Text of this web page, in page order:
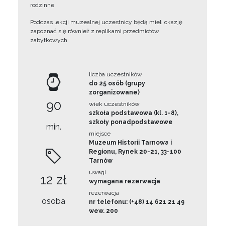
rodzinne.
Podczas lekcji muzealnej uczestnicy będą mieli okazję
zapoznać się również z replikami przedmiotów
zabytkowych.
90
min.
12 zł
osoba
liczba uczestników
do 25 osób (grupy
zorganizowane)
wiek uczestników
szkoła podstawowa (kl. 1-8),
szkoły ponadpodstawowe
miejsce
Muzeum Historii Tarnowa i
Regionu, Rynek 20-21, 33-100
Tarnów
uwagi
wymagana rezerwacja
rezerwacja
nr telefonu: (+48) 14 621 21 49
wew. 200